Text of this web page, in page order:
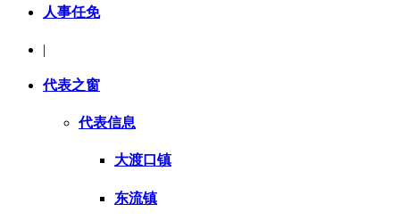
人事任免
|
代表之窗
代表信息
大渡口镇
东流镇